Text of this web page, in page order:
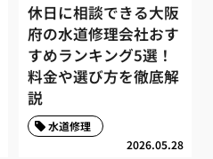
休日に相談できる大阪
府の水道修理会社おす
すめランキング5選！
料金や選び方を徹底解
説
2026.05.28
水道修理